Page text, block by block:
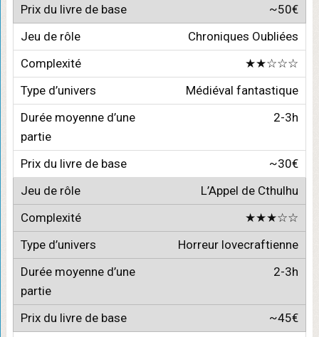
~50€
Chroniques Oubliées
★★☆☆☆
Médiéval fantastique
2-3h
~30€
L’Appel de Cthulhu
★★★☆☆
Horreur lovecraftienne
2-3h
~45€